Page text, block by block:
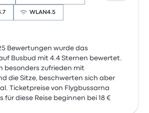
WLAN4.5
Bewertungen wurde das
Busbud mit 4.4 Sternen bewertet.
besonders zufrieden mit
die Sitze, beschwerten sich aber
Ticketpreise von Flygbussarna
für diese Reise beginnen bei 18 €